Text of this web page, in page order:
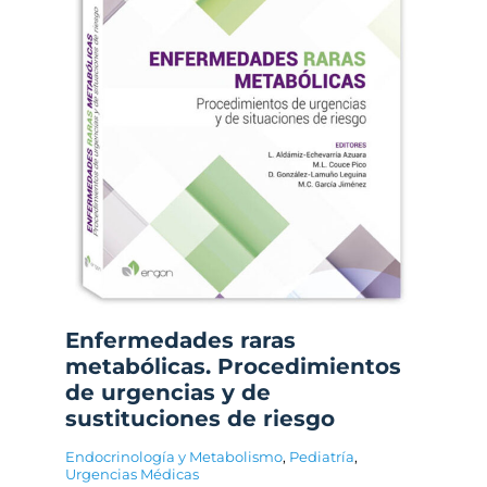
Enfermedades raras
metabólicas. Procedimientos
de urgencias y de
sustituciones de riesgo
Endocrinología y Metabolismo, Pediatría,
Urgencias Médicas